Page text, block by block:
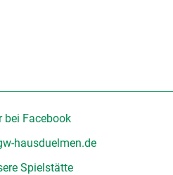
bei Facebook
hausduelmen.de
Spielstätte